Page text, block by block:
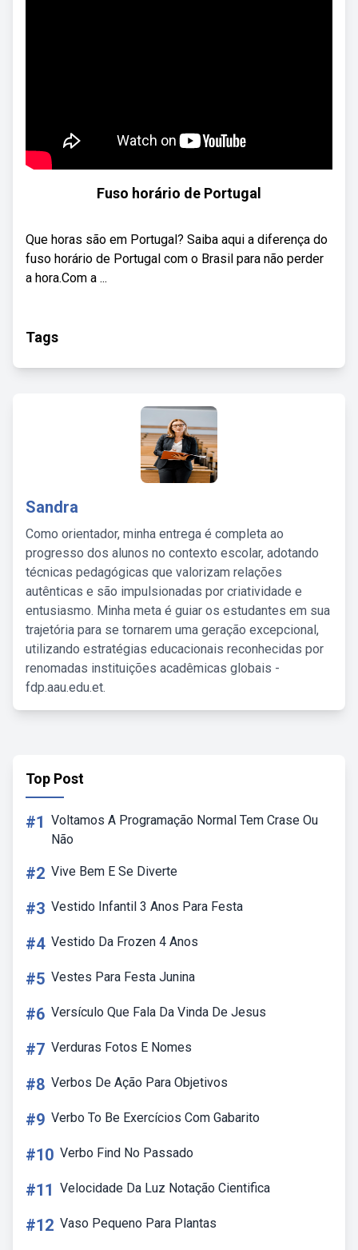
Fuso horário de Portugal
Que horas são em Portugal? Saiba aqui a diferença do
fuso horário de Portugal com o Brasil para não perder
a hora.Com a ...
Tags
Sandra
Como orientador, minha entrega é completa ao
progresso dos alunos no contexto escolar, adotando
técnicas pedagógicas que valorizam relações
autênticas e são impulsionadas por criatividade e
entusiasmo. Minha meta é guiar os estudantes em sua
trajetória para se tornarem uma geração excepcional,
utilizando estratégias educacionais reconhecidas por
renomadas instituições acadêmicas globais -
fdp.aau.edu.et.
Top Post
#1 Voltamos A Programação Normal Tem Crase Ou
Não
#2 Vive Bem E Se Diverte
#3 Vestido Infantil 3 Anos Para Festa
#4 Vestido Da Frozen 4 Anos
#5 Vestes Para Festa Junina
#6 Versículo Que Fala Da Vinda De Jesus
#7 Verduras Fotos E Nomes
#8 Verbos De Ação Para Objetivos
#9 Verbo To Be Exercícios Com Gabarito
#10 Verbo Find No Passado
#11 Velocidade Da Luz Notação Cientifica
#12 Vaso Pequeno Para Plantas